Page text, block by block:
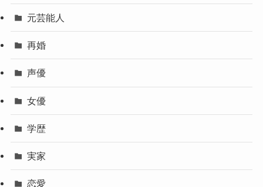
元芸能人
再婚
声優
女優
学歴
実家
恋愛